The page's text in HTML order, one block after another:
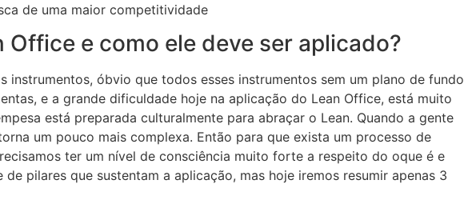
de uma maior competitividade
Office e como ele deve ser aplicado?
instrumentos, óbvio que todos esses instrumentos sem um plano de fundo
, e a grande dificuldade hoje na aplicação do Lean Office, está muito
está preparada culturalmente para abraçar o Lean. Quando a gente
um pouco mais complexa. Então para que exista um processo de
ter um nível de consciência muito forte a respeito do oque é e
de pilares que sustentam a aplicação, mas hoje iremos resumir apenas 3